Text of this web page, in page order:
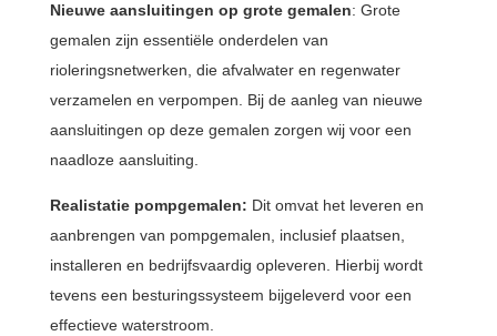
Nieuwe aansluitingen op grote gemalen: Grote
gemalen zijn essentiële onderdelen van
rioleringsnetwerken, die afvalwater en regenwater
verzamelen en verpompen. Bij de aanleg van nieuwe
aansluitingen op deze gemalen zorgen wij voor een
naadloze aansluiting.
Realistatie pompgemalen: Dit omvat het leveren en
aanbrengen van pompgemalen, inclusief plaatsen,
installeren en bedrijfsvaardig opleveren. Hierbij wordt
tevens een besturingssysteem bijgeleverd voor een
effectieve waterstroom.